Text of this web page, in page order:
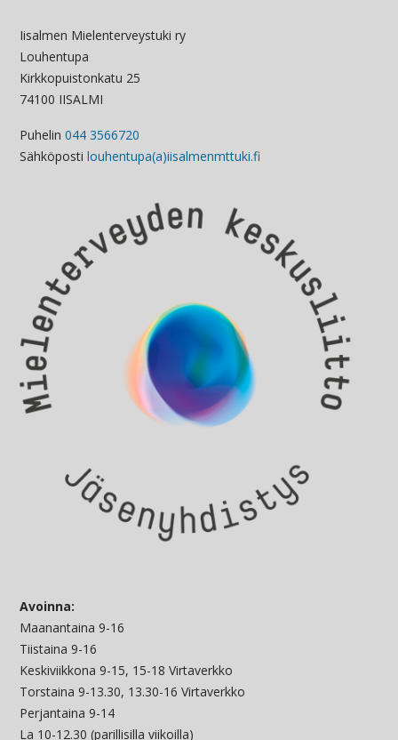
Iisalmen Mielenterveystuki ry
Louhentupa
Kirkkopuistonkatu 25
74100 IISALMI
Puhelin 044 3566720
Sähköposti louhentupa(a)iisalmenmttuki.fi
Avoinna:
Maanantaina 9-16
Tiistaina 9-16
Keskiviikkona 9-15, 15-18 Virtaverkko
Torstaina 9-13.30, 13.30-16 Virtaverkko
Perjantaina 9-14
La 10-12.30 (parillisilla viikoilla)